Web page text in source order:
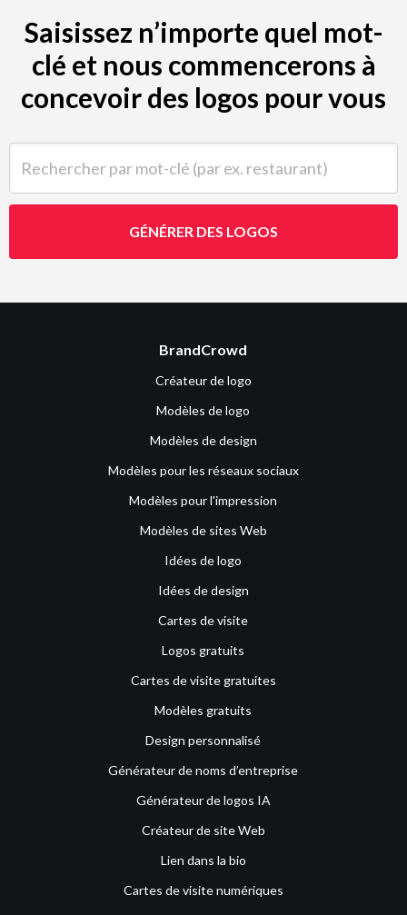
Saisissez n’importe quel mot-
clé et nous commencerons à
concevoir des logos pour vous
GÉNÉRER DES LOGOS
BrandCrowd
Créateur de logo
Modèles de logo
Modèles de design
Modèles pour les réseaux sociaux
Modèles pour l'impression
Modèles de sites Web
Idées de logo
Idées de design
Cartes de visite
Logos gratuits
Cartes de visite gratuites
Modèles gratuits
Design personnalisé
Générateur de noms d’entreprise
Générateur de logos IA
Créateur de site Web
Lien dans la bio
Cartes de visite numériques